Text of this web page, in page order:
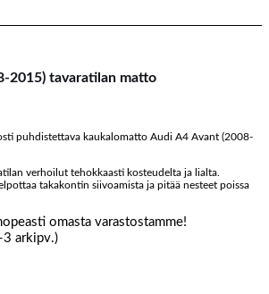
2015) tavaratilan matto
puhdistettava kaukalomatto Audi A4 Avant (2008-
verhoilut tehokkaasti kosteudelta ja lialta.
takakontin siivoamista ja pitää nesteet poissa
omasta varastostamme!
3 arkipv.)